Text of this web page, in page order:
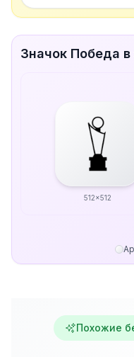
Значок Победа
512x512
Похожие